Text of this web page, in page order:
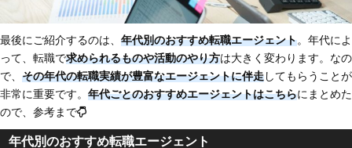
最後にご紹介するのは、 年代別のおすすめ転職エージェント。年代によ
って、転職で求められるものや活動のやり方は大きく変わります。なの
で、 その年代の転職実績が豊富なエージェントに伴走してもらうことが
非常に重要です。 年代ごとのおすすめエージェントはこちらにまとめた
ので、参考まで
年代別のおすすめ転職エージェント